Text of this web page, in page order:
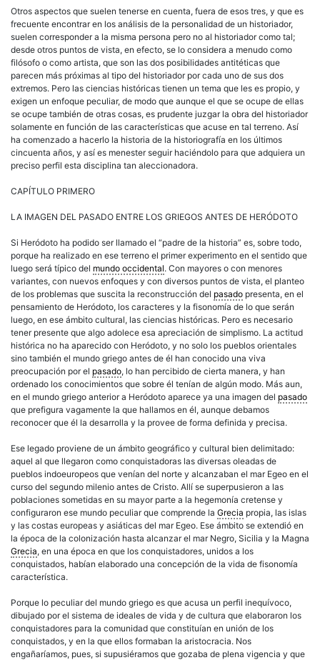
Otros aspectos que suelen tenerse en cuenta, fuera de esos tres, y que es
frecuente encontrar en los análisis de la personalidad de un historiador,
suelen corresponder a la misma persona pero no al historiador como tal;
desde otros puntos de vista, en efecto, se lo considera a menudo como
filósofo o como artista, que son las dos posibilidades antitéticas que
parecen más próximas al tipo del historiador por cada uno de sus dos
extremos. Pero las ciencias históricas tienen un tema que les es propio, y
exigen un enfoque peculiar, de modo que aunque el que se ocupe de ellas
se ocupe también de otras cosas, es prudente juzgar la obra del historiador
solamente en función de las características que acuse en tal terreno. Así
ha comenzado a hacerlo la historia de la historiografía en los últimos
cincuenta años, y así es menester seguir haciéndolo para que adquiera un
preciso perfil esta disciplina tan aleccionadora.
CAPÍTULO PRIMERO
LA IMAGEN DEL PASADO ENTRE LOS GRIEGOS ANTES DE HERÓDOTO
Si Heródoto ha podido ser llamado el “padre de la historia” es, sobre todo,
porque ha realizado en ese terreno el primer experimento en el sentido que
luego será típico del mundo occidental. Con mayores o con menores
variantes, con nuevos enfoques y con diversos puntos de vista, el planteo
de los problemas que suscita la reconstrucción del pasado presenta, en el
pensamiento de Heródoto, los caracteres y la fisonomía de lo que serán
luego, en ese ámbito cultural, las ciencias históricas. Pero es necesario
tener presente que algo adolece esa apreciación de simplismo. La actitud
histórica no ha aparecido con Heródoto, y no solo los pueblos orientales
sino también el mundo griego antes de él han conocido una viva
preocupación por el pasado, lo han percibido de cierta manera, y han
ordenado los conocimientos que sobre él tenían de algún modo. Más aun,
en el mundo griego anterior a Heródoto aparece ya una imagen del pasado
que prefigura vagamente la que hallamos en él, aunque debamos
reconocer que él la desarrolla y la provee de forma definida y precisa.
Ese legado proviene de un ámbito geográfico y cultural bien delimitado:
aquel al que llegaron como conquistadoras las diversas oleadas de
pueblos indoeuropeos que venían del norte y alcanzaban el mar Egeo en el
curso del segundo milenio antes de Cristo. Allí se superpusieron a las
poblaciones sometidas en su mayor parte a la hegemonía cretense y
configuraron ese mundo peculiar que comprende la Grecia propia, las islas
y las costas europeas y asiáticas del mar Egeo. Ese ámbito se extendió en
la época de la colonización hasta alcanzar el mar Negro, Sicilia y la Magna
Grecia, en una época en que los conquistadores, unidos a los
conquistados, habían elaborado una concepción de la vida de fisonomía
característica.
Porque lo peculiar del mundo griego es que acusa un perfil inequívoco,
dibujado por el sistema de ideales de vida y de cultura que elaboraron los
conquistadores para la comunidad que constituían en unión de los
conquistados, y en la que ellos formaban la aristocracia. Nos
engañaríamos, pues, si supusiéramos que gozaba de plena vigencia y que